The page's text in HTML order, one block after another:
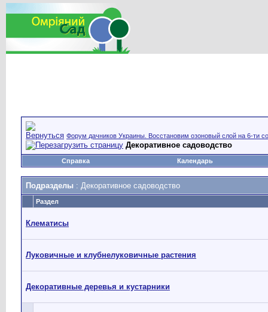
Форум дачников Украины. Восстановим озоновый слой на 6-ти
Декоративное садоводство
Справка Календарь
Подразделы : Декоративное садоводство
Раздел
Клематисы
Луковичные и клубнелуковичные растения
Декоративные деревья и кустарники